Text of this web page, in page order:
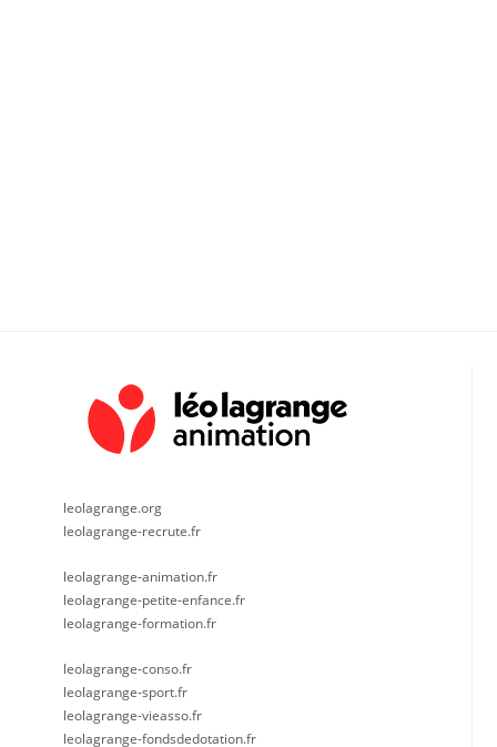
leolagrange.org
leolagrange-recrute.fr
leolagrange-animation.fr
leolagrange-petite-enfance.fr
leolagrange-formation.fr
leolagrange-conso.fr
leolagrange-sport.fr
leolagrange-vieasso.fr
leolagrange-fondsdedotation.fr